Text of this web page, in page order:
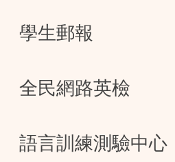
學生郵報
全民網路英檢
語言訓練測驗中心